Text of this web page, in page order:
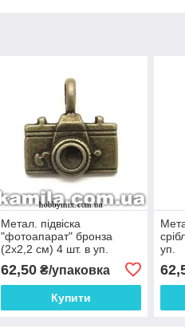
Метал. підвіска
"фотоапарат" бронза
(2х2,2 см) 4 шт. в уп.
62,50₴/упаковка
Купити
уп.